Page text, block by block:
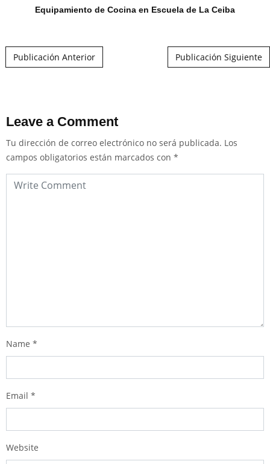
Equipamiento de Cocina en Escuela de La Ceiba
Publicación Anterior Publicación Siguiente
Leave a Comment
Tu dirección de correo electrónico no será publicada. Los
campos obligatorios están marcados con *
Name *
Email *
Website